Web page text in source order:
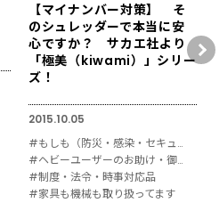
【マイナンバー対策】 そ
のシュレッダーで本当に安
心ですか？ サカエ社より
「極美（kiwami）」シリー
ズ！
2015.10.05
#もしも（防災・感染・セキュリティ対策）
#ヘビーユーザーのお助け・御用達
#制度・法令・時事対応品
#家具も機械も取り扱ってます